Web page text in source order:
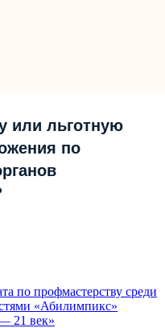
или льготную
по
по профмастерству среди
«Абилимпикс»
21 век»